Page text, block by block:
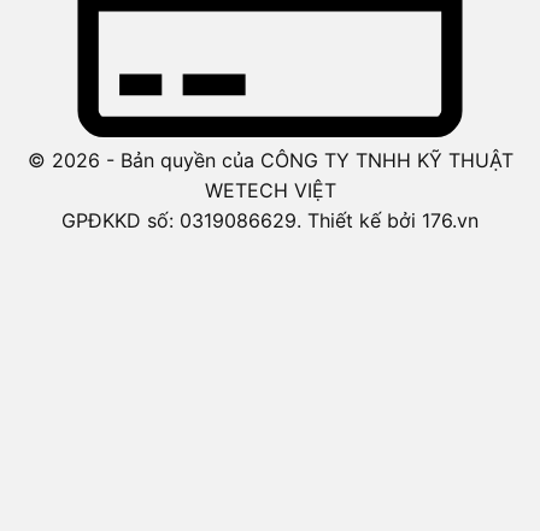
© 2026 - Bản quyền của CÔNG TY TNHH KỸ THUẬT
WETECH VIỆT
GPĐKKD số: 0319086629. Thiết kế bởi 176.vn